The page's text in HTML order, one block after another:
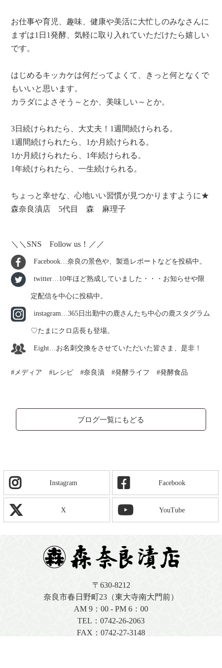
お仕事や育児、趣味、健康や美活に大忙しのみなさんに
まずは1日1発酵、気軽に取り入れていただけたら嬉しい
です。
はじめるキッカケは何だってよくて、きっと何となくで
もいいと思います。
カラダによさそう～とか、美味しい～とか。
3日続けられたら、大丈夫！1週間続けられる。
1週間続けられたら、1か月続けられる。
1か月続けられたら、1年続けられる。
1年続けられたら、一生続けられる。
ちょっと幸せな、心地いい習慣が見つかりますように★
森奈良漬店 5代目 森 麻理子
＼＼SNS Follow us！／／
Facebook…奈良の景色や、製造レポートなどを投稿中。
twitter…10年ほど熟成していました・・・お知らせや限
定配信を中心に投稿中。
instagram…365日出勤中の鹿さんたち中心の鹿スタグラム
♡たまにクロ店長も登場。
Eight…お名刺交換をさせていただいた皆さま、是非！
メディア レシピ 奈良漬 発酵ライフ 発酵食品
ブログ一覧にもどる
Instagram Facebook
X YouTube
〒630-8212
奈良市春日野町23（東大寺南大門前）
AM 9：00 - PM 6：00
TEL： 0742-26-2063
FAX：0742-27-3148